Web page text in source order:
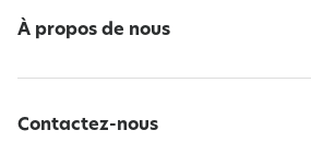
À propos de nous
Contactez-nous